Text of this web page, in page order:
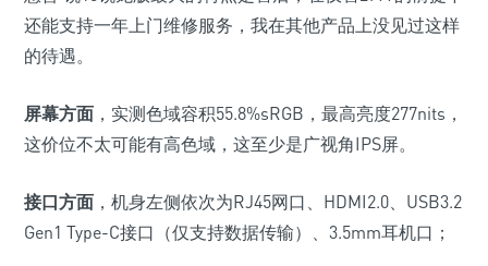
还能支持一年上门维修服务，我在其他产品上没见过这样
的待遇。
屏幕方面 ，实测色域容积55.8%sRGB，最高亮度277nits，
这价位不太可能有高色域，这至少是广视角IPS屏。
接口方面 ，机身左侧依次为RJ45网口、HDMI2.0、USB3.2
Gen1 Type-C接口 （仅支持数据传输） 、3.5mm耳机口；